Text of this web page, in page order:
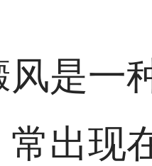
风是一
常出现